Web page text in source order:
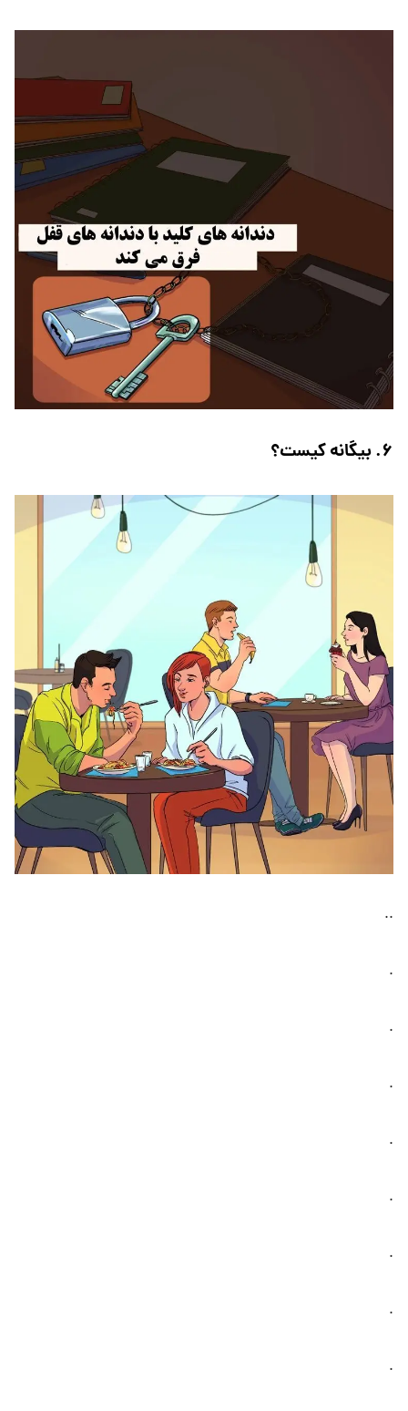
۶. بیگانه کیست؟
..
.
.
.
.
.
.
.
.